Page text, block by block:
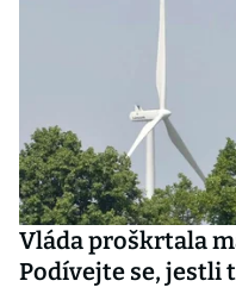
Vláda proškrtala
Podívejte se, jestli